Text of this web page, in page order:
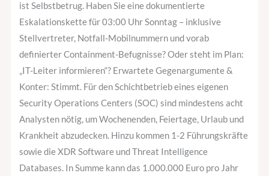
ist Selbstbetrug. Haben Sie eine dokumentierte
Eskalationskette für 03:00 Uhr Sonntag – inklusive
Stellvertreter, Notfall-Mobilnummern und vorab
definierter Containment-Befugnisse? Oder steht im Plan:
„IT-Leiter informieren“? Erwartete Gegenargumente &
Konter: Stimmt. Für den Schichtbetrieb eines eigenen
Security Operations Centers (SOC) sind mindestens acht
Analysten nötig, um Wochenenden, Feiertage, Urlaub und
Krankheit abzudecken. Hinzu kommen 1-2 Führungskräfte
sowie die XDR Software und Threat Intelligence
Databases. In Summe kann das 1.000.000 Euro pro Jahr